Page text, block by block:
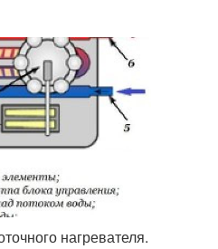
нагревателя.